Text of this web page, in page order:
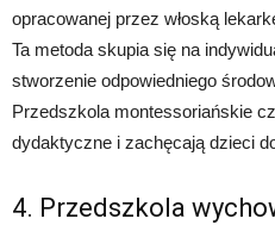
opracowanej przez włoską
Ta metoda skupia się na
stworzenie odpowiedniego
Przedszkola montessoriańskie
dydaktyczne i zachęcają dzieci
4. Przedszkola